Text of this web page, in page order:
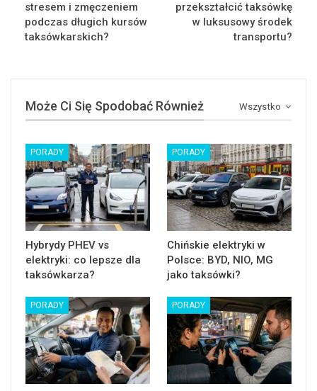
stresem i zmęczeniem
podczas długich kursów
taksówkarskich?
przekształcić taksówkę
w luksusowy środek
transportu?
Wszystko
Może Ci Się Spodobać Również
PORADY
Hybrydy PHEV vs
elektryki: co lepsze dla
taksówkarza?
PORADY
Chińskie elektryki w
Polsce: BYD, NIO, MG
jako taksówki?
PORADY PORADY